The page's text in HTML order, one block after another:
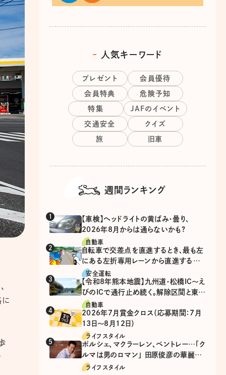
に
人気キーワード
プレゼント 会員優待
会員特典 危険予知
特集 JAFのイベント
交通安全 クイズ
旅 旧車
週間ランキング
【車検】ヘッドライトの黄ばみ・曇り、
2026年8月からは通らないかも?
自動車
自転車で交差点を直進するとき、最も左
にある左折専用レーンから直進するの
は、違反？
安全運転
【令和8年熊本地震】九州道・松橋IC～え
びのICで通行止め続く。解除区間と東九
州道の迂回ルート
自動車
2026年7月賞金クロス（応募期間：7月
13日～8月12日）
ライフスタイル
ポルシェ、マクラーレン、ベントレー…「ク
ルマは男のロマン」 田原俊彦の華麗な
る愛車遍歴
ライフスタイル